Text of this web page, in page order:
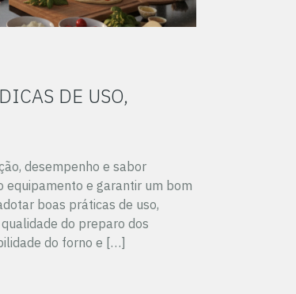
DE USO,
desempenho e sabor
equipamento e garantir um bom
boas práticas de uso,
do preparo dos
do forno e […]